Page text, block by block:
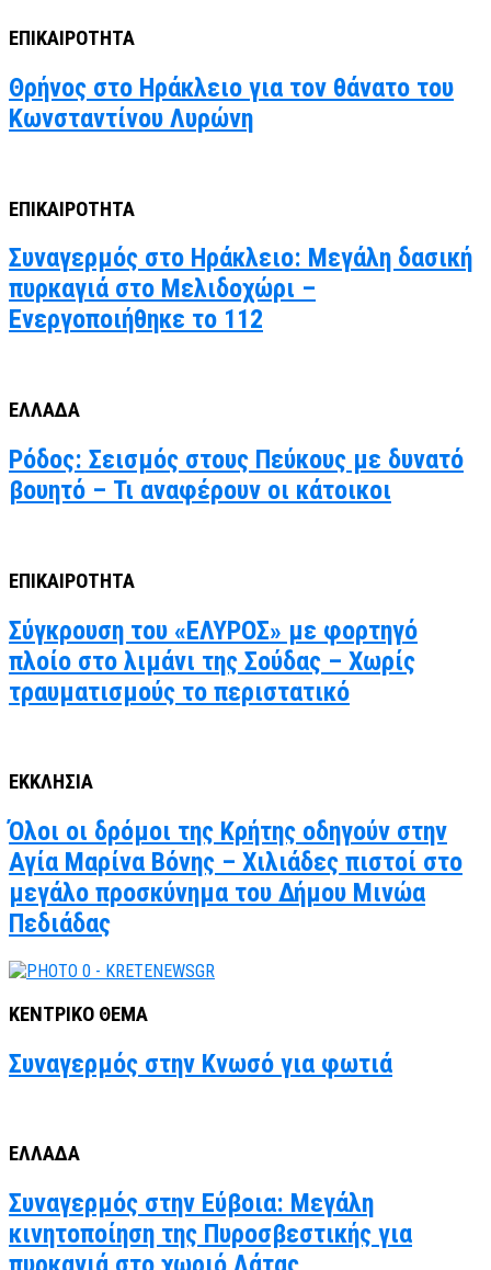
ΕΠΙΚΑΙΡΟΤΗΤΑ
Θρήνος στο Ηράκλειο για τον θάνατο του
Κωνσταντίνου Λυρώνη
ΕΠΙΚΑΙΡΟΤΗΤΑ
Συναγερμός στο Ηράκλειο: Μεγάλη δασική
πυρκαγιά στο Μελιδοχώρι –
Ενεργοποιήθηκε το 112
ΕΛΛΑΔΑ
Ρόδος: Σεισμός στους Πεύκους με δυνατό
βουητό – Τι αναφέρουν οι κάτοικοι
ΕΠΙΚΑΙΡΟΤΗΤΑ
Σύγκρουση του «ΕΛΥΡΟΣ» με φορτηγό
πλοίο στο λιμάνι της Σούδας – Χωρίς
τραυματισμούς το περιστατικό
ΕΚΚΛΗΣΙΑ
Όλοι οι δρόμοι της Κρήτης οδηγούν στην
Αγία Μαρίνα Βόνης – Χιλιάδες πιστοί στο
μεγάλο προσκύνημα του Δήμου Μινώα
Πεδιάδας
ΚΕΝΤΡΙΚΟ ΘΕΜΑ
Συναγερμός στην Κνωσό για φωτιά
ΕΛΛΑΔΑ
Συναγερμός στην Εύβοια: Μεγάλη
κινητοποίηση της Πυροσβεστικής για